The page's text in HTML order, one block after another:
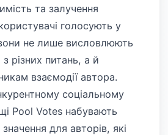
та залучення
голосують у
не лише висловлюють
різних питань, а й
взаємодії автора.
соціальному
Pool Votes набувають
для авторів, які